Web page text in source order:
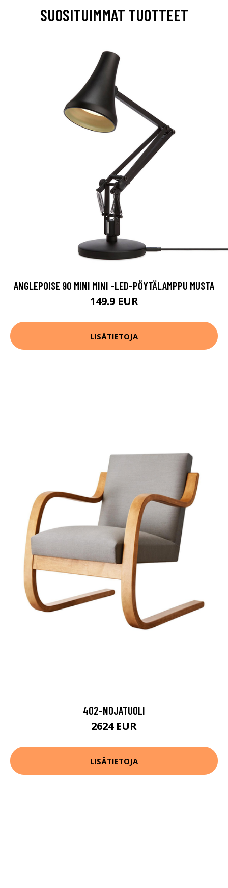
SUOSITUIMMAT TUOTTEET
ANGLEPOISE 90 MINI MINI -LED-PÖYTÄLAMPPU MUSTA
149.9 EUR
LISÄTIETOJA
402-NOJATUOLI
2624 EUR
LISÄTIETOJA